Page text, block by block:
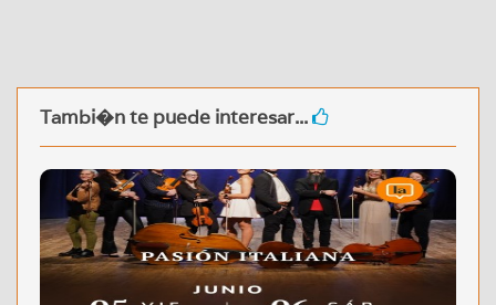
Tambi�n te puede interesar...